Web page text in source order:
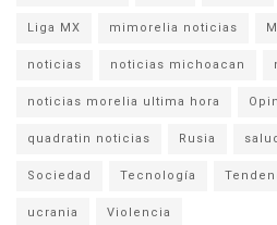
Liga MX mimorelia noticias
noticias noticias michoacan
noticias morelia ultima hora
quadratin noticias Rusia salud
Sociedad Tecnología
ucrania Violencia